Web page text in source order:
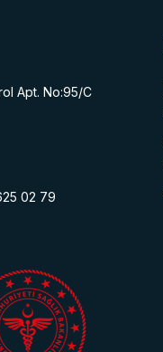
Apt. No:95/C
02 79